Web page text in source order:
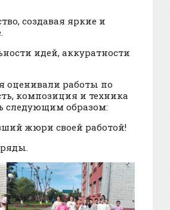
создавая яркие и
идей, аккуратности
оценивали работы по
композиция и техника
следующим образом:
жюри своей работой!